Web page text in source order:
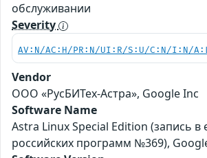
обслуживании
Severity
AV:N/AC:H/PR:N/UI:R/S:U/C:N/I:N/
Vendor
ООО «РусБИТех-Астра», Google Inc
Software Name
Astra Linux Special Edition (запись в
российских программ №369),